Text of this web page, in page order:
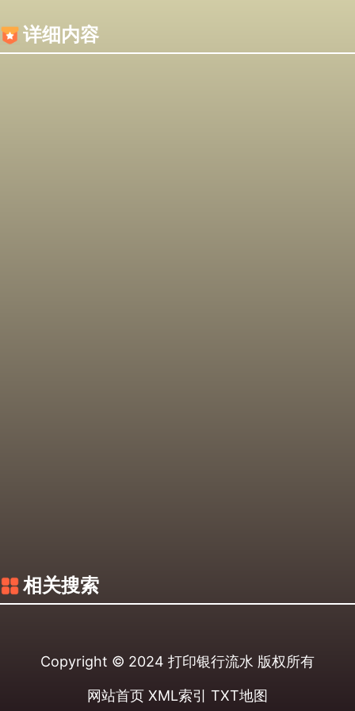
详细内容
相关搜索
Copyright © 2024 打印银行流水 版权所有
网站首页 XML索引 TXT地图